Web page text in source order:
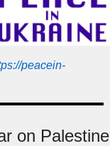
peace­in­
on Palestine